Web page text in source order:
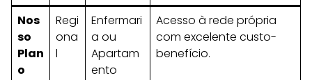
Nos
so
Plan
o
Regi
ona
l
Enfermari
a ou
Apartam
ento
Acesso à rede própria
com excelente custo-
benefício.